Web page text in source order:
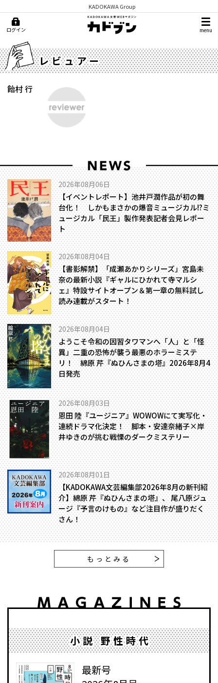
KADOKAWA Group
ログイン menu
レビュアー
飴村 行
2026年08月06日
【イベントレポート】池井戸潤作品が初の舞
台化！ しかもまさかの爆音ミュージカル!?――ミ
ュージカル「民王」製作発表記者会見レポー
ト
2026年08月04日
【書影解禁】「成瀬あかりシリーズ」宮島未
奈の最新小説『ギャルにひかれて寺マルシ
ェ』特設サイトオープン＆第一章の無料試し
読み連載がスタート！
2026年08月04日
ようこそ令和の因習タワマンへ――「人」と「怪
異」二重の恐怖が襲う最悪のホラーミステ
リ！ 綿原 芹『ぬひんさまの塔』2026年8月4
日発売
2026年08月03日
恩田 陸『ユージニア』WOWOWにて実写化・
連続ドラマ化決定！ 脚本・安達奈緒子×岸
井ゆきのが挑む戦慄のダークミステリー
2026年08月01日
【KADOKAWA文芸編集部2026年8月の新刊紹
介】綿原 芹『ぬひんさまの塔』、 尾八原ジュ
ージ『予言のけもの』など注目作が盛りだく
さん！
もっとみる
小説 野性時代
最新号